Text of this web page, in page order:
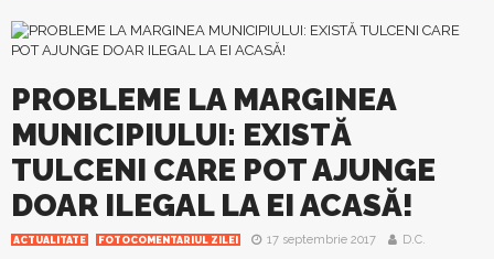
PROBLEME LA MARGINEA
MUNICIPIULUI: EXISTĂ
TULCENI CARE POT AJUNGE
DOAR ILEGAL LA EI ACASĂ!
ACTUALITATE FOTOCOMENTARIUL ZILEI 17 septembrie 2017 D.C.